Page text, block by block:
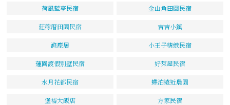
荷風藍亭民宿 金山角田園民宿
莊稼厝田園民宿 吉吉小鎮
滌塵居 小王子精緻民宿
蓮園渡假別墅民宿 好萊屋民宿
水月花都民宿 蝶泊遠近農園
堡裕大飯店 方家民宿